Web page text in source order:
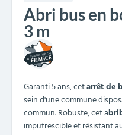
Abri bus en
3 m
Garanti 5 ans, cetarrêt de
sein d'une commune
commun. Robuste, cet a
imputrescible et résistant